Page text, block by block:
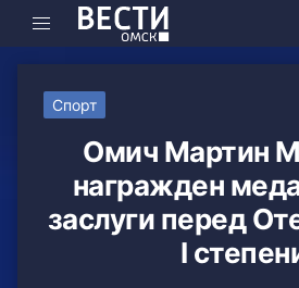
Спорт
Омич Мартин
награжден
заслуги перед
I